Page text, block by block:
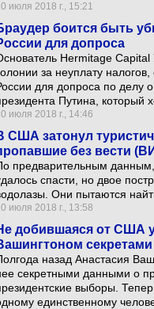
июля 2018 г., 15:21
боится быть
для допроса
Hermitage
за неуплату
для допроса по делу
Путина, который
июля 2018 г., 14:46
США затонул
без вести
предварительным
спасти, но двое
Они пытаются
июля 2018 г., 13:58
добившаяся от США
секретами
назад Анастасия
секретными данными о
выборы.
единственному